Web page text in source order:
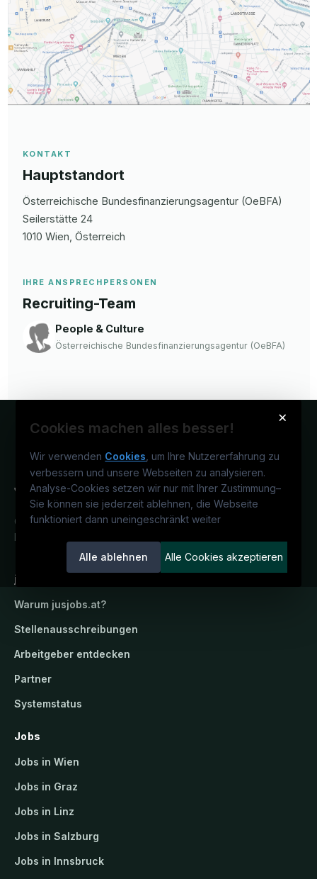
KONTAKT
Hauptstandort
Österreichische Bundesfinanzierungsagentur (OeBFA)
Seilerstätte 24
1010 Wien , Österreich
IHRE ANSPRECHPERSONEN
Recruiting-Team
People & Culture
Österreichische Bundesfinanzierungsagentur (OeBFA)
×
Cookies machen alles besser!
Wir verwenden Cookies , um Ihre Nutzererfahrung zu
verbessern und unsere Webseiten zu analysieren.
Analyse-Cookies setzen wir nur mit Ihrer Zustimmung–
Sie können sie jederzeit ablehnen, die Webseite
funktioniert dann uneingeschränkt weiter
Alle ablehnen Alle Cookies akzeptieren
Österreichs juristisches Karriereportal.
Ein Service der candidatis GmbH.
jusjobs.at
Warum jusjobs.at?
Stellenausschreibungen
Arbeitgeber entdecken
Partner
Systemstatus
Jobs
Jobs in Wien
Jobs in Graz
Jobs in Linz
Jobs in Salzburg
Jobs in Innsbruck